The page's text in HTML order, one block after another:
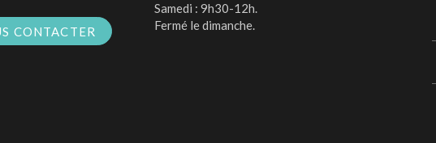
CONTACTER
Samedi : 9h30-12h.
Fermé le dimanche.